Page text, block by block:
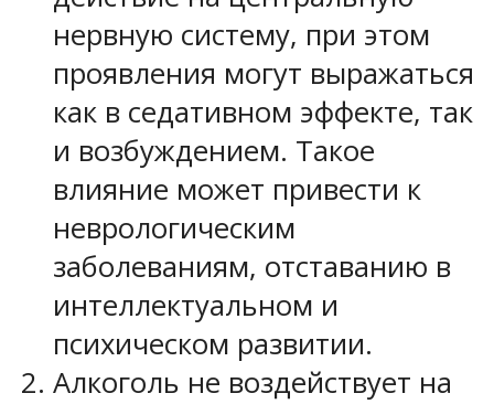
нервную систему, при этом
проявления могут выражаться
как в седативном эффекте, так
и возбуждением. Такое
влияние может привести к
неврологическим
заболеваниям, отставанию в
интеллектуальном и
психическом развитии.
Алкоголь не воздействует на